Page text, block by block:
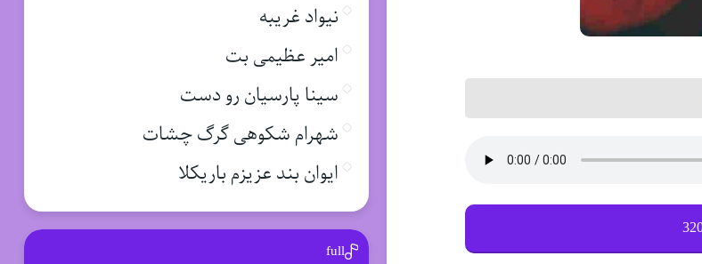
نیواد غریبه
امیر عظیمی بت
سینا پارسیان رو دست
شهرام شکوهی گرگ چشات
ایوان بند عزیزم باریکلا
full